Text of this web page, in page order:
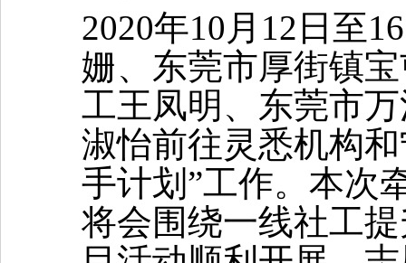
2020年10月12日至
姗、 东莞市厚街镇
工王凤明 、 东莞市
淑怡前往灵悉机构
手计划”工作。本次
将会围绕一线社工